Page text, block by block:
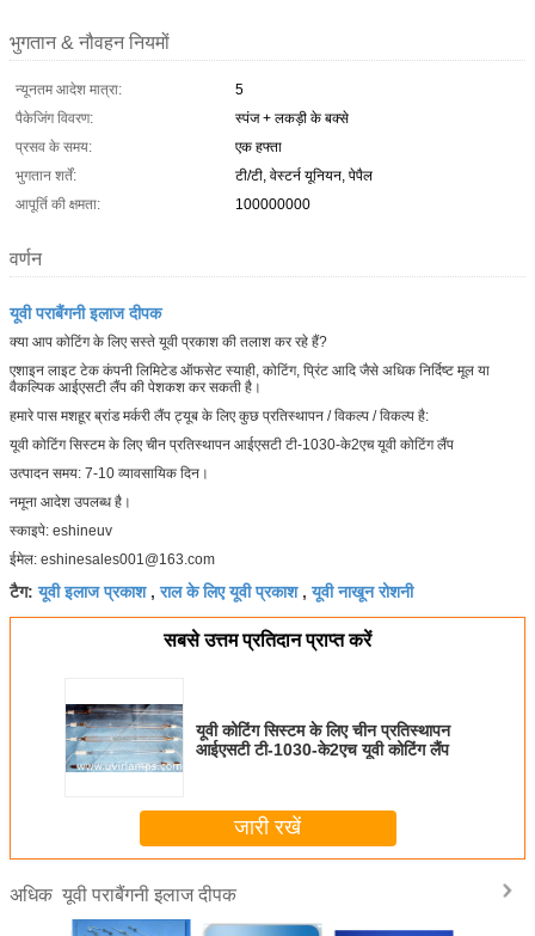
भुगतान & नौवहन नियमों
न्यूनतम आदेश मात्रा:
5
पैकेजिंग विवरण:
स्पंज + लकड़ी के बक्से
प्रसव के समय:
एक हफ्ता
भुगतान शर्तें:
टी/टी, वेस्टर्न यूनियन, पेपैल
आपूर्ति की क्षमता:
100000000
वर्णन
यूवी पराबैंगनी इलाज दीपक
क्या आप कोटिंग के लिए सस्ते यूवी प्रकाश की तलाश कर रहे हैं?
एशाइन लाइट टेक कंपनी लिमिटेड ऑफसेट स्याही, कोटिंग, प्रिंट आदि जैसे अधिक निर्दिष्ट मूल या
वैकल्पिक आईएसटी लैंप की पेशकश कर सकती है।
हमारे पास मशहूर ब्रांड मर्करी लैंप ट्यूब के लिए कुछ प्रतिस्थापन / विकल्प / विकल्प है:
यूवी कोटिंग सिस्टम के लिए चीन प्रतिस्थापन आईएसटी टी-1030-के2एच यूवी कोटिंग लैंप
उत्पादन समय: 7-10 व्यावसायिक दिन।
नमूना आदेश उपलब्ध है।
स्काइपे: eshineuv
ईमेल: eshinesales001@163.com
टैग:यूवी इलाज प्रकाश,राल के लिए यूवी प्रकाश,यूवी नाखून रोशनी
सबसे उत्तम प्रतिदान प्राप्त करें
यूवी कोटिंग सिस्टम के लिए चीन प्रतिस्थापन
आईएसटी टी-1030-के2एच यूवी कोटिंग लैंप
जारी रखें
अधिक यूवी पराबैंगनी इलाज दीपक